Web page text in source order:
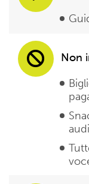
Non